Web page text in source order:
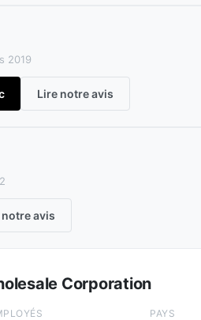
2019
Lire notre avis
notre avis
Corporation
PAYS